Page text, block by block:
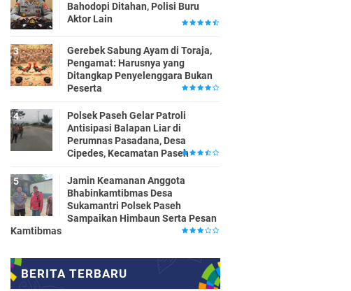
Bahodopi Ditahan, Polisi Buru
Aktor Lain
Gerebek Sabung Ayam di Toraja,
Pengamat: Harusnya yang
Ditangkap Penyelenggara Bukan
Peserta
Polsek Paseh Gelar Patroli
Antisipasi Balapan Liar di
Perumnas Pasadana, Desa
Cipedes, Kecamatan Paseh
Jamin Keamanan Anggota
Bhabinkamtibmas Desa
Sukamantri Polsek Paseh
Sampaikan Himbaun Serta Pesan
Kamtibmas